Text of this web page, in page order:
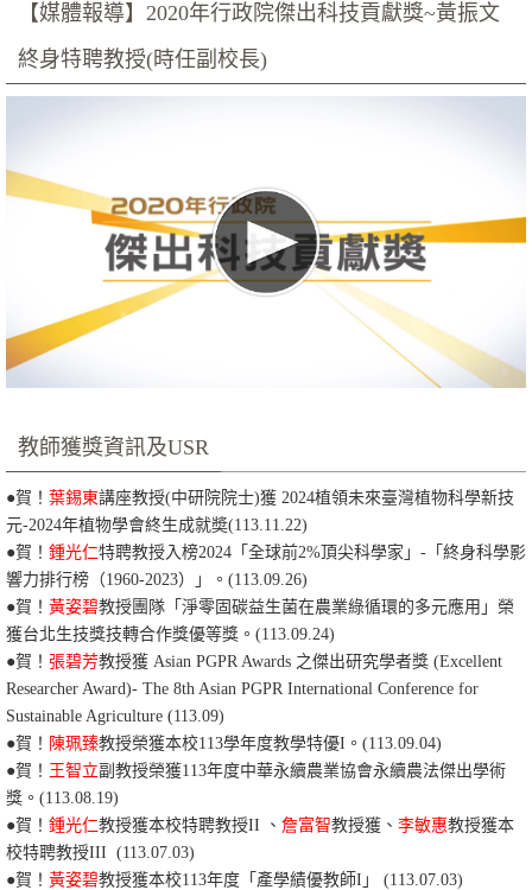
【媒體報導】2020年行政院傑出科技貢獻獎~黃振文
終身特聘教授(時任副校長)
教師獲獎資訊及USR
●賀！ 葉錫東講座教授(中研院院士)獲 2024植領未來臺灣植物科學新技
元-2024年植物學會終生成就奬(113.11.22)
●賀！ 鍾光仁特聘教授入榜2024「全球前2%頂尖科學家」-「終身科學影
響力排行榜（1960-2023）」。(113.09.26)
●賀！ 黃姿碧教授團隊「淨零固碳益生菌在農業綠循環的多元應用」榮
獲台北生技獎技轉合作獎優等獎。 (113.09.24)
●賀！ 張碧芳教授獲 Asian PGPR Awards 之傑出研究學者獎 (Excellent
Researcher Award)- The 8th Asian PGPR International Conference for
Sustainable Agriculture (113.09)
●賀！ 陳珮臻教授榮獲本校113學年度教學特優I。 (113.09.04)
●賀！ 王智立副教授榮獲113年度中華永續農業協會永續農法傑出學術
獎。 (113.08.19)
●賀！ 鍾光仁教授獲本校特聘教授II 、 詹富智教授獲、 李敏惠教授獲本
校特聘教授III (113.07.03)
●賀！ 黃姿碧教授獲本校113年度「產學績優教師I」 (113.07.03)